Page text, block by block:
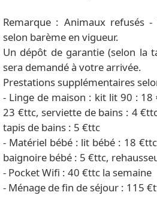
Remarque : Animaux refusés
selon barème en vigueur.
Un dépôt de garantie (selon la
sera demandé à votre arrivée.
Prestations supplémentaires
- Linge de maison : kit lit 90 :
23 €ttc, serviette de bains : 4
tapis de bains : 5 €ttc
- Matériel bébé : lit bébé : 18
baignoire bébé : 5 €ttc,
- Pocket Wifi : 40 €ttc la semaine
- Ménage de fin de séjour : 115